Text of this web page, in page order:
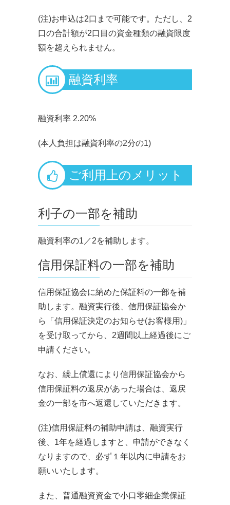
(注)お申込は2口まで可能です。ただし、2
口の合計額が2口目の資金種類の融資限度
額を超えられません。
融資利率
融資利率 2.20%
(本人負担は融資利率の2分の1)
ご利用上のメリット
利子の一部を補助
融資利率の1／2を補助します。
信用保証料の一部を補助
信用保証協会に納めた保証料の一部を補
助します。融資実行後、信用保証協会か
ら「信用保証決定のお知らせ(お客様用)」
を受け取ってから、2週間以上経過後にご
申請ください。
なお、繰上償還により信用保証協会から
信用保証料の返戻があった場合は、返戻
金の一部を市へ返還していただきます。
(注)信用保証料の補助申請は、融資実行
後、1年を経過しますと、申請ができなく
なりますので、必ず１年以内に申請をお
願いいたします。
また、普通融資資金で小口零細企業保証